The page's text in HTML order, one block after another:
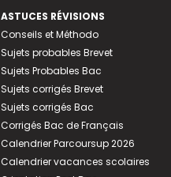
ASTUCES RÉVISIONS
Conseils et Méthodo
Sujets probables Brevet
Sujets Probables Bac
Sujets corrigés Brevet
Sujets corrigés Bac
Corrigés Bac de Français
Calendrier Parcoursup 2026
Calendrier vacances scolaires